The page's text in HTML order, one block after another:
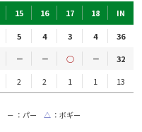
15 16 17 18 IN
5 4 3 4
36
－ － ○ －
32
2 2 1 1 13
－ ：パー △ ：ボギー